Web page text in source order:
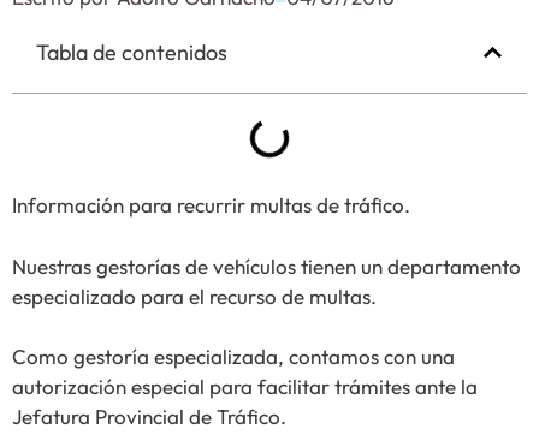
Tabla de contenidos
Información para recurrir multas de tráfico.
Nuestras gestorías de vehículos tienen un departamento
especializado para el recurso de multas.
Como gestoría especializada, contamos con una
autorización especial para facilitar trámites ante la
Jefatura Provincial de Tráfico.